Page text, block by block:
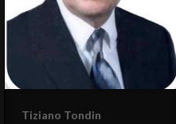
Tiziano Tondin